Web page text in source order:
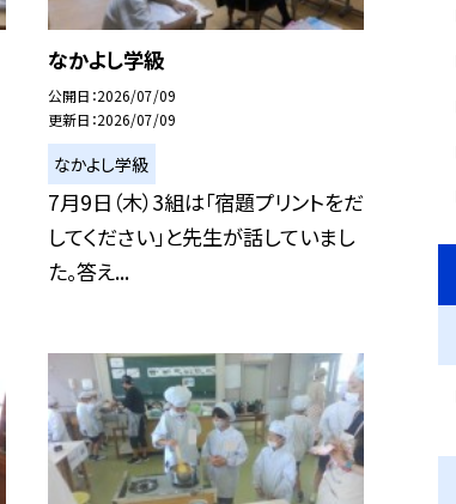
なかよし学級
公開日 2026/07/09
更新日 2026/07/09
なかよし学級
7月9日（木）3組は「宿題プリントをだ
してください」と先生が話していまし
た。答え...